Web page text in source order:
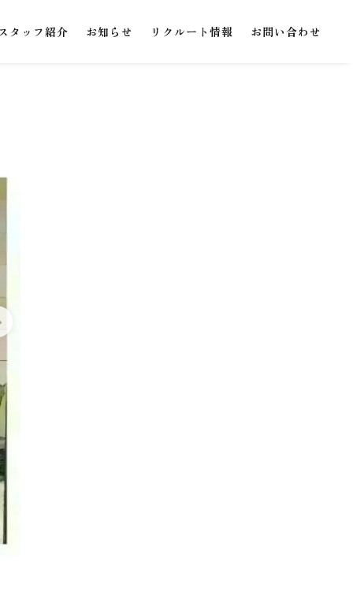
タッフ紹介 お知らせ リクルート情報 お問い合わせ